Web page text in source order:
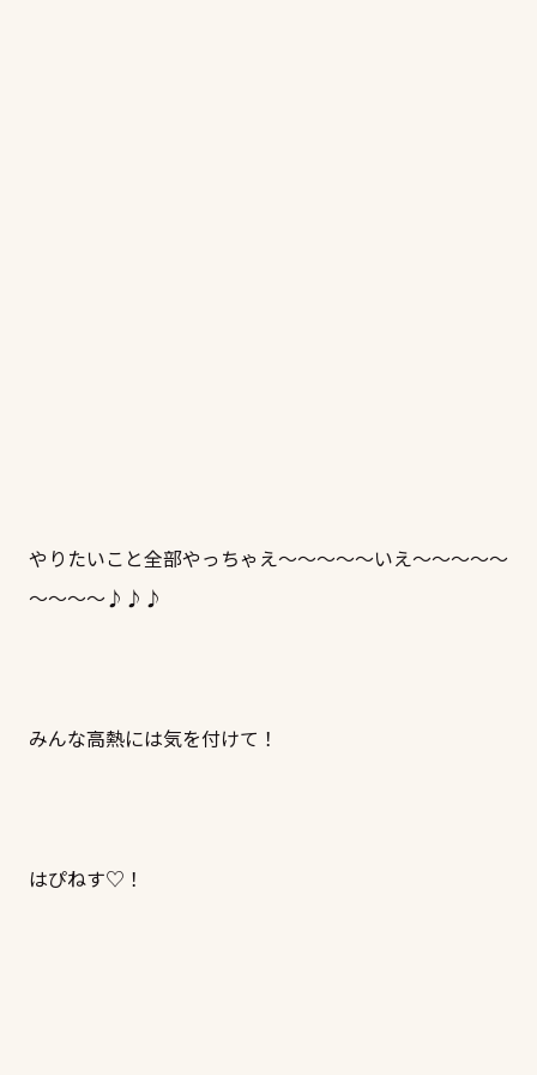
やりたいこと全部やっちゃえ～～～～～いえ～～～～～
～～～～♪♪♪
みんな高熱には気を付けて！
はぴねす♡！